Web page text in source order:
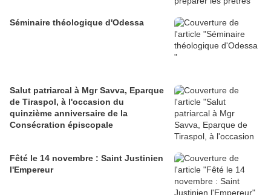
Séminaire théologique d'Odessa
Salut patriarcal à Mgr Savva, Eparque
de Tiraspol, à l'occasion du
quinzième anniversaire de la
Consécration épiscopale
Fêté le 14 novembre : Saint Justinien
l'Empereur